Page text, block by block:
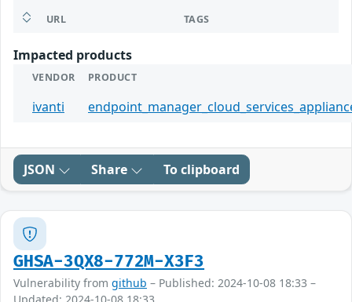
URL TAGS
Impacted products
VENDOR PRODUCT
ivanti
JSON Share To clipboard
GHSA-3QX8-772M-X3F3
Vulnerability from github – Published: 2024-10-08 18:33 –